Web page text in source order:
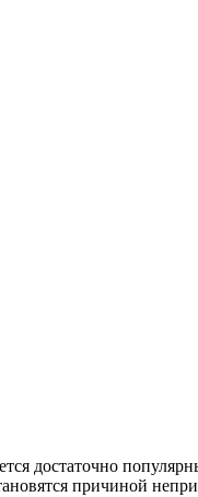
достаточно
причиной